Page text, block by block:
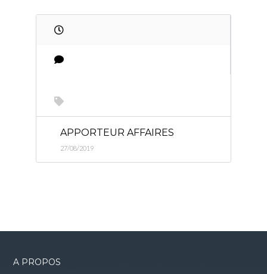
APPORTEUR AFFAIRES
27/08/2019
A PROPOS